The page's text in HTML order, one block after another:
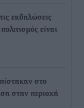
εκδηλώσεις
είναι
στο
στην περιοχή